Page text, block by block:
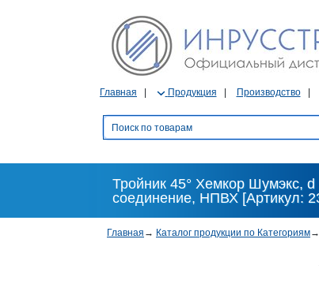
Главная Продукция Производство
Тройник 45° Хемкор Шумэкс, d
соединение, НПВХ [Артикул:
Главная → Каталог продукции по Категориям→